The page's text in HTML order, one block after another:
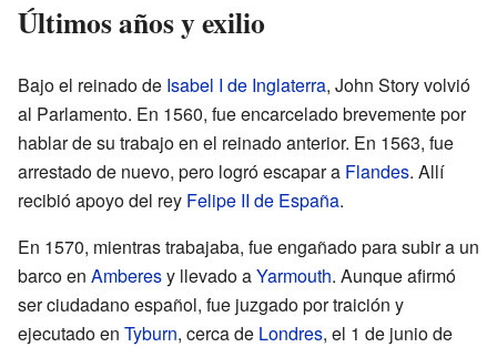
Últimos años y exilio
Bajo el reinado de Isabel I de Inglaterra, John Story volvió
al Parlamento. En 1560, fue encarcelado brevemente por
hablar de su trabajo en el reinado anterior. En 1563, fue
arrestado de nuevo, pero logró escapar a Flandes. Allí
recibió apoyo del rey Felipe II de España.
En 1570, mientras trabajaba, fue engañado para subir a un
barco en Amberesy llevado aYarmouth. Aunque afirmó
ser ciudadano español, fue juzgado por traición y
ejecutado en Tyburn, cerca de Londres, el 1 de junio de